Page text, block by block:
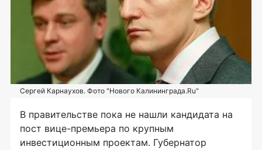
Сергей Карнаухов. Фото "Нового Калининграда.Ru"
В правительстве пока не нашли кандидата на
пост вице-премьера по крупным
инвестиционным проектам. Губернатор